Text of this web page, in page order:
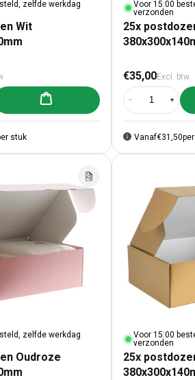
zelfde werkdag
Wit
voor 25x postdozen Wit 380x300x140mm
verhogen voor 25x postdozen Wit
Aan winkelwagen toevoegen
stuk
Voor 15:00
verzonden
25x
Normale
€35,00Excl. btw
Aantal
Vanaf€31,50
zelfde werkdag
Oudroze
Voor 15:00
verzonden
25x